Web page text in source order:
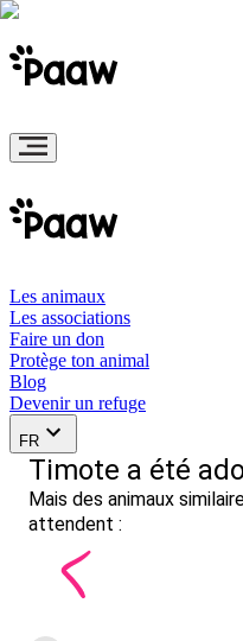
Les animaux
Les associations
Faire un don
Protège ton animal
Blog
Devenir un refuge
FR
Timote a été
Mais des animaux
attendent :